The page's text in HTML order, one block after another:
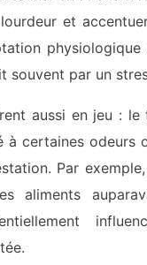
et
souvent par un
aussi en jeu :
à certaines
Par
aliments